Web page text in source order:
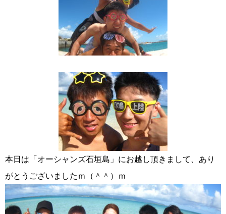
本日は「オーシャンズ石垣島」にお越し頂きまして、あり
がとうございましたｍ（＾＾）ｍ